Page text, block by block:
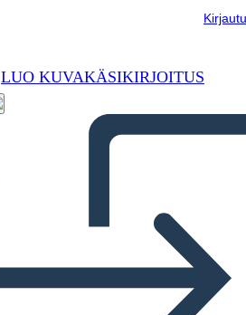
LUO KUVAKÄSIKIRJOITUS